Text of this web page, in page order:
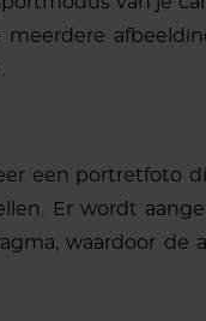
een portretfoto
Er wordt
waardoor de